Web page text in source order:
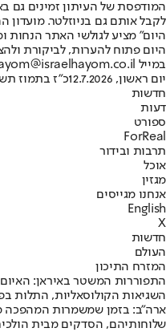
המודפסת של העיתון זמינים גם
לקבל אותם גם בניוזלטר. מועדון
היום" מציע לגולשי האתר הנחות
היום פתוח להערות, לביקורת
במייל hayom@israelhayom.co.il.
יום ראשון, 12.7.2026
כ"ז בתמוז
חדשות
דעות
ספורט
ForReal
תרבות ובידור
אוכל
מגזין
אנחנו מגייסים
English
X
חדשות
העולם
המזרח התיכון
התפוררות המשטר באיראן:
השגיאות הקולוסאליות, התלות
ארה"ב: בזמן שמשמרות המהפכה
שלוחותיהם, הסדקים מבית